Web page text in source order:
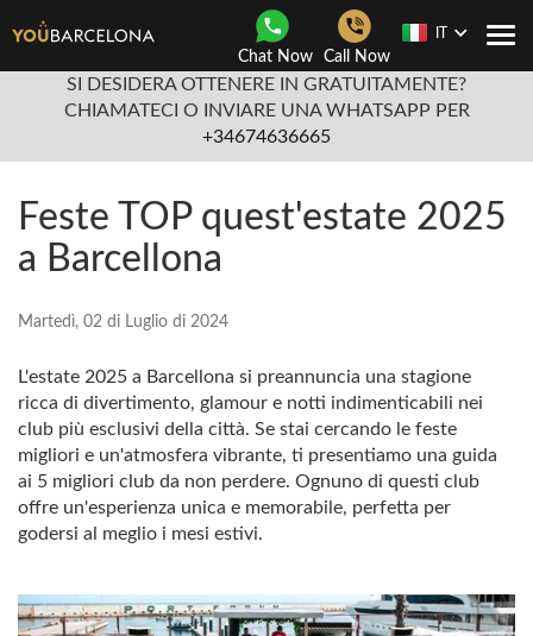
Chat Now Call Now
SI DESIDERA OTTENERE IN GRATUITAMENTE?
CHIAMATECI O INVIARE UNA WHATSAPP PER
+34674636665
Feste TOP quest'estate 2025
a Barcellona
Martedì, 02 di Luglio di 2024
L'estate 2025 a Barcellona si preannuncia una stagione
ricca di divertimento, glamour e notti indimenticabili nei
club più esclusivi della città. Se stai cercando le feste
migliori e un'atmosfera vibrante, ti presentiamo una guida
ai 5 migliori club da non perdere. Ognuno di questi club
offre un'esperienza unica e memorabile, perfetta per
godersi al meglio i mesi estivi.